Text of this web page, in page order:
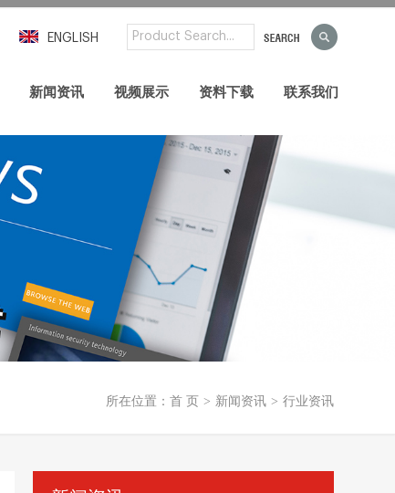
ENGLISH
新闻资讯 视频展示 资料下载 联系我们
所在位置： 首 页 > 新闻资讯 > 行业资讯